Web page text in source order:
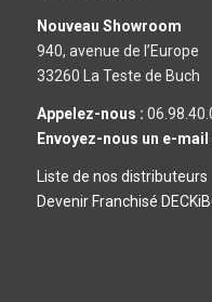
Nouveau Showroom
940, avenue de l’Europe
33260 La Teste de Buch
Appelez-nous :
Envoyez-nous un e-mail
Liste de nos distributeurs
Devenir Franchisé